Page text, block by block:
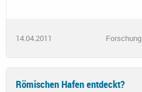
14.04.2011 Forschung
Römischen Hafen entdeckt?